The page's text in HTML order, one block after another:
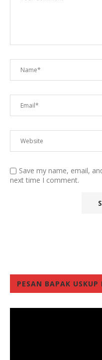
Save my name, email,
next time I comment.
PESAN BAPAK